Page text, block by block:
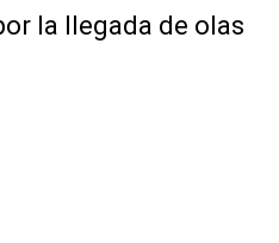
la llegada de olas